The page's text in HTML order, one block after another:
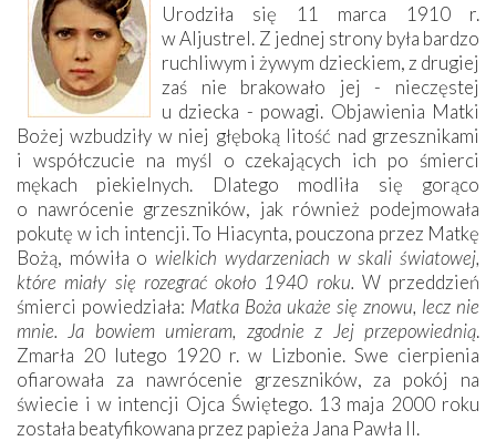
Urodziła się 11 marca 1910 r.
w Aljustrel. Z jednej strony była bardzo
ruchliwym i żywym dzieckiem, z drugiej
zaś nie brakowało jej - nieczęstej
u dziecka - powagi. Objawienia Matki
Bożej wzbudziły w niej głęboką litość nad grzesznikami
i współczucie na myśl o czekających ich po śmierci
mękach piekielnych. Dlatego modliła się gorąco
o nawrócenie grzeszników, jak również podejmowała
pokutę w ich intencji. To Hiacynta, pouczona przez Matkę
Bożą, mówiła owielkich wydarzeniach w skali światowej,
które miały się rozegrać około 1940 roku. W przeddzień
śmierci powiedziała: Matka Boża ukaże się znowu, lecz nie
mnie. Ja bowiem umieram, zgodnie z Jej przepowiednią.
Zmarła 20 lutego 1920 r. w Lizbonie. Swe cierpienia
ofiarowała za nawrócenie grzeszników, za pokój na
świecie i w intencji Ojca Świętego. 13 maja 2000 roku
została beatyfikowana przez papieża Jana Pawła II.